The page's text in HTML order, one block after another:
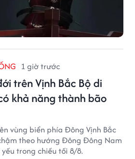
1 giờ trước
trên Vịnh Bắc Bộ di
khả năng thành bão
vùng biển phía Đông Vịnh Bắc
theo hướng Đông Đông Nam
trong chiều tối 8/8.